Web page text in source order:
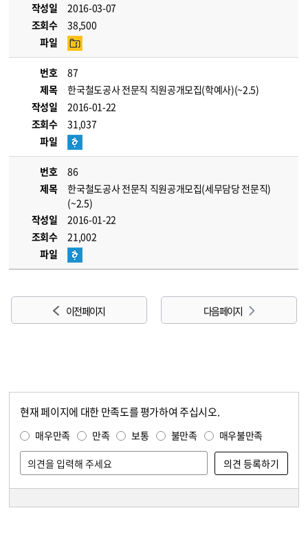
작성일
2016-03-07
조회수
38,500
파일
번호
87
제목
한국철도공사 전문직 직원공개모집(학예사)(~2.5)
작성일
2016-01-22
조회수
31,037
파일
번호
86
제목
한국철도공사 전문직 직원공개모집(세무담당 전문직)
(~2.5)
작성일
2016-01-22
조회수
21,002
파일
이전 페이지 다음 페이지
현재 페이지에 대한 만족도를 평가하여 주십시오.
매우만족 만족 보통 불만족 매우불만족